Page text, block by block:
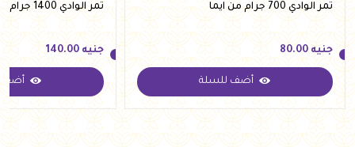
تمر الوادي 700 جرام من ايما
جنيه
جنيه 80.00
أضف للسلة
تمر الوادي 1400 جرام من ايما
جنيه
جنيه 140.00
أضف